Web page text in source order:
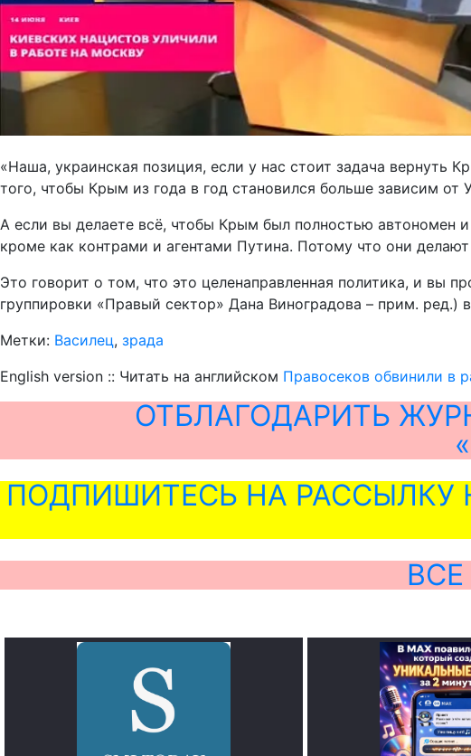
«Наша, украинская позиция, если у нас стоит задача вернуть
того, чтобы Крым из года в год становился больше зависим от
А если вы делаете всё, чтобы Крым был полностью автономен
кроме как контрами и агентами Путина. Потому что они
Это говорит о том, что это целенаправленная политика, и вы
группировки «Правый сектор» Дана Виноградова – прим. ред.)
Метки: Василец, зрада
English version :: Читать на английском Правосеков обвинили в
ОТБЛАГОДАРИТЬ
ПОДПИШИТЕСЬ НА РАССЫЛКУ